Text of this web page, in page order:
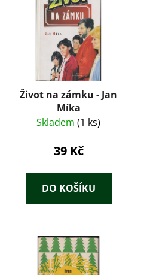
Život na zámku - Jan
Míka
Skladem (1 ks)
39 Kč
DO KOŠÍKU